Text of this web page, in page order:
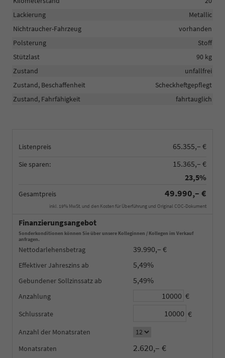
Listenpreis 65.355,– €
Sie sparen:
15.365,– €
23,5%
Gesamtpreis 49.990,– €
inkl. 19% MwSt. und den Kosten für Überführung und Original COC-Dokument
Finanzierungsangebot
Sonderkonditionen können Sie über unsere Kolleginnen / Kollegen im Verkauf
anfragen.
Nettodarlehensbetrag 39.990,– €
Effektiver Jahreszins 5,49%
Gebundener Sollzinssatz 5,49%
Anzahlung €
Schlussrate €
Anzahl der Monatsraten
Monatsraten
2.620,– €
Lackierung
Metallic
Nichtraucher-Fahrzeug
vorhanden
Polsterung
Stoff
Stützlast
90 kg
Zustand
unfallfrei
Zustand, Beschaffenheit
Scheckheftgepflegt
Zustand, Fahrfähigkeit
fahrtauglich